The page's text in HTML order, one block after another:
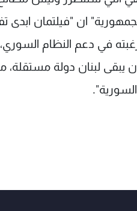
ان "فيلتمان
في دعم النظام السوري،
يبقى لبنان دولة مستقلة،
السورية".